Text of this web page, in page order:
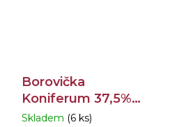
Borovička
Koniferum 37,5%
1,5l
Průměrné
Skladem (6 ks)